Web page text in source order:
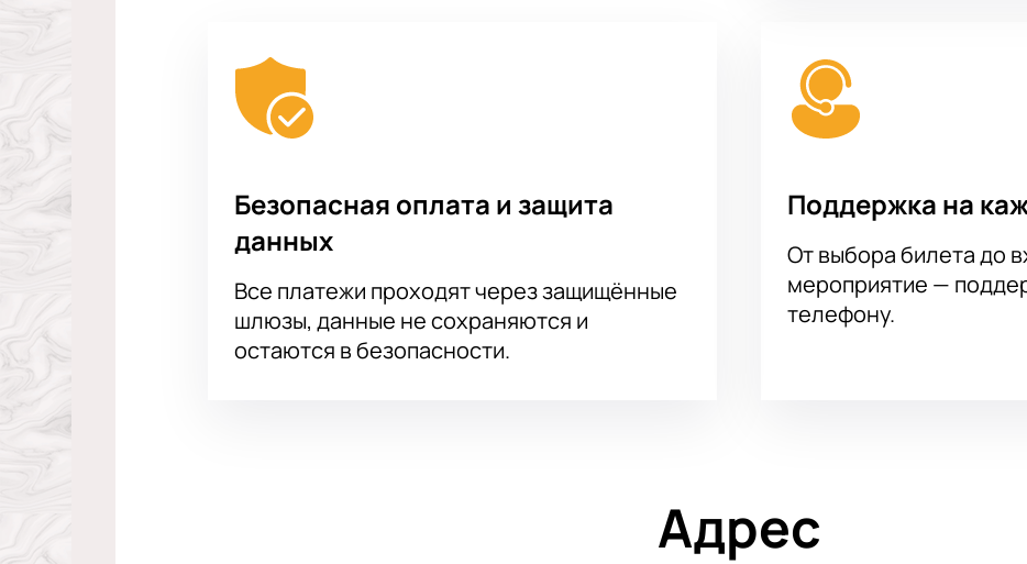
Безопасная оплата и защита
данных
Все платежи проходят через защищённые
шлюзы, данные не сохраняются и
остаются в безопасности.
Поддержка на
От выбора билета до
мероприятие —
телефону.
Адрес